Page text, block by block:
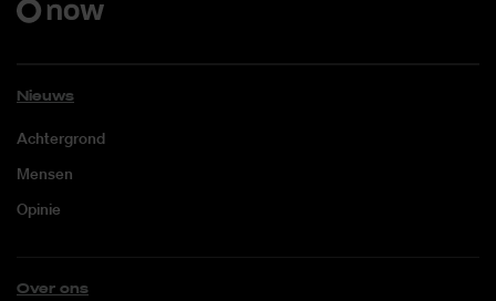
Nieuws
Achtergrond
Mensen
Opinie
Over ons